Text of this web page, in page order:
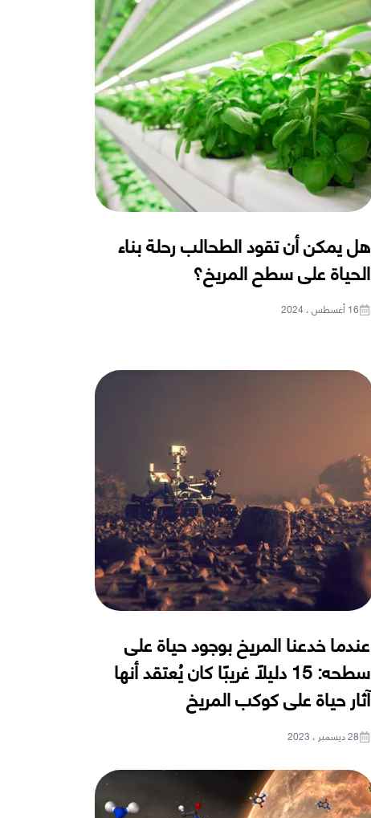
هل يمكن أن تقود الطحالب رحلة بناء
الحياة على سطح المريخ؟
16 أغسطس ، 2024
عندما خدعنا المريخ بوجود حياة على
سطحه: 15 دليلًا غريبًا كان يُعتقد أنها
آثار حياة على كوكب المريخ
28 ديسمبر ، 2023